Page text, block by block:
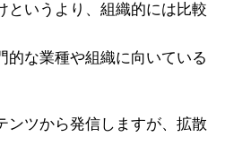
というより、組織的には比較
的な業種や組織に向いている
ンツから発信しますが、拡散